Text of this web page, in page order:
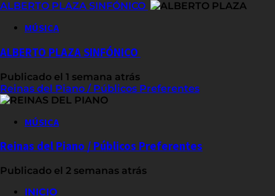
ALBERTO PLAZA SINFÓNICO
MÚSICA
ALBERTO PLAZA SINFÓNICO
Publicado el 1 semana atrás
Reinas del Piano / Públicos Preferentes
MÚSICA
Reinas del Piano / Públicos Preferentes
Publicado el 2 semanas atrás
INICIO